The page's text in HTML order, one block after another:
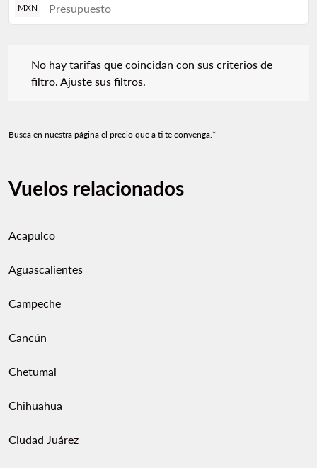
MXN
No hay tarifas que coincidan con sus criterios de
filtro. Ajuste sus filtros.
Busca en nuestra página el precio que a ti te convenga.*
Vuelos relacionados
Acapulco
Aguascalientes
Campeche
Cancún
Chetumal
Chihuahua
Ciudad Juárez